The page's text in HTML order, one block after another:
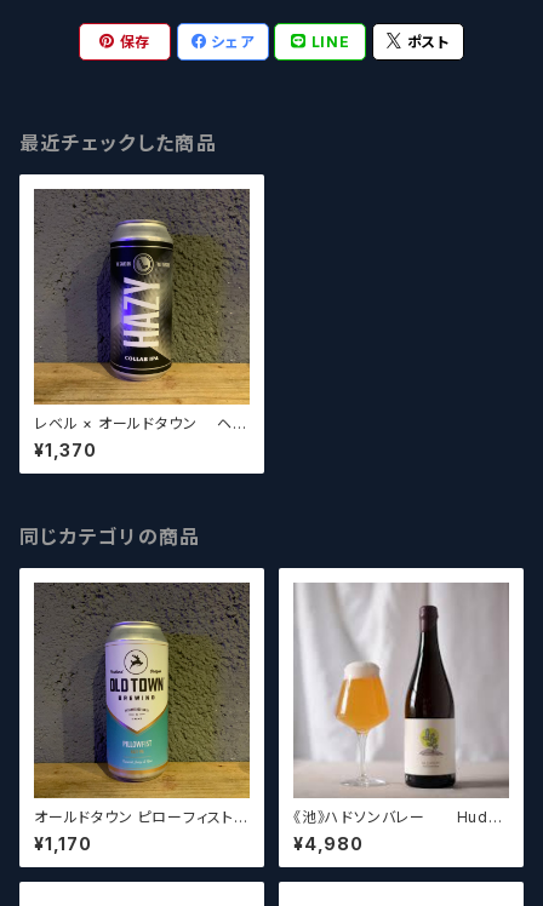
保存 シェア LINE ポスト
最近チェックした商品
レベル × オールドタウン ヘイ
ジー / Level × Old Town
Hazy【クラフトビールシザーズ】
¥1,370
同じカテゴリの商品
オールドタウン ピローフィスト /
Old Town Pillowfist【クラフ
トビールシザーズ】
¥1,170
《池》ハドソンバレー Hudso
n Valley Blossom
¥4,980